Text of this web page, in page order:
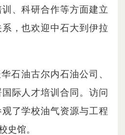
、科研合作等方面建立
，也欢迎中石大到伊拉
石油古尔内石油公司、
际人才培训合同。访问
了学校油气资源与工程
史馆。